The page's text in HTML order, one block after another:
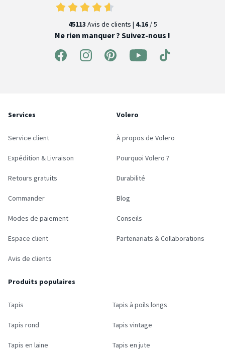
45113 Avis de clients | 4.16/ 5
Ne rien manquer ? Suivez-nous !
Services
Service client
Expédition & Livraison
Retours gratuits
Commander
Modes de paiement
Espace client
Avis de clients
Volero
À propos de Volero
Pourquoi Volero ?
Durabilité
Blog
Conseils
Partenariats & Collaborations
Produits populaires
Tapis Tapis à poils longs
Tapis rond Tapis vintage
Tapis en laine Tapis en jute